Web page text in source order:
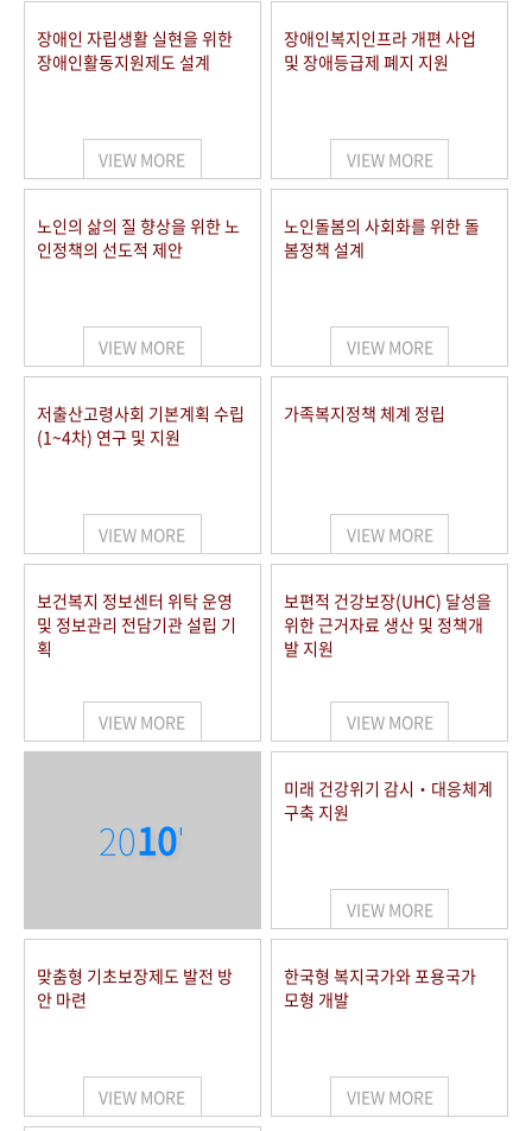
장애인 자립생활 실현을 위한
장애인활동지원제도 설계
VIEW MORE
장애인복지인프라 개편 사업
및 장애등급제 폐지 지원
VIEW MORE
노인의 삶의 질 향상을 위한 노
인정책의 선도적 제안
VIEW MORE
노인돌봄의 사회화를 위한 돌
봄정책 설계
VIEW MORE
저출산고령사회 기본계획 수립
(1~4차) 연구 및 지원
VIEW MORE
가족복지정책 체계 정립
VIEW MORE
보건복지 정보센터 위탁 운영
및 정보관리 전담기관 설립 기
획
VIEW MORE
보편적 건강보장(UHC) 달성을
위한 근거자료 생산 및 정책개
발 지원
VIEW MORE
2010'
미래 건강위기 감시‧대응체계
구축 지원
VIEW MORE
맞춤형 기초보장제도 발전 방
안 마련
VIEW MORE
한국형 복지국가와 포용국가
모형 개발
VIEW MORE